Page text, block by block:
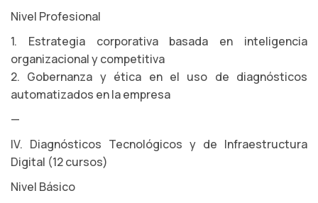
Nivel Profesional
1. Estrategia corporativa basada en inteligencia
organizacional y competitiva
2. Gobernanza y ética en el uso de diagnósticos
automatizados en la empresa
—
IV. Diagnósticos Tecnológicos y de Infraestructura
Digital (12 cursos)
Nivel Básico